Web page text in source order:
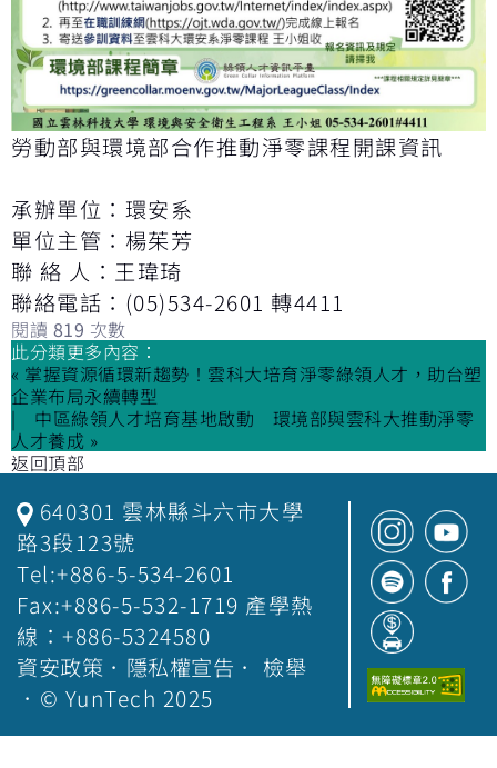
勞動部與環境部合作推動淨零課程開課資訊
承辦單位：環安系
單位主管：楊茱芳
聯 絡 人：王瑋琦
聯絡電話：(05)534-2601 轉4411
閱讀 819 次數
此分類更多內容：
« 掌握資源循環新趨勢！雲科大培育淨零綠領人才，助台塑
企業布局永續轉型
中區綠領人才培育基地啟動 環境部與雲科大推動淨零
人才養成 »
返回頂部
640301 雲林縣斗六市大學
路3段123號
Tel:+886-5-534-2601
Fax:+886-5-532-1719 產學熱
線：+886-5324580
資安政策 ． 隱私權宣告 ． 檢舉
．© YunTech 2025